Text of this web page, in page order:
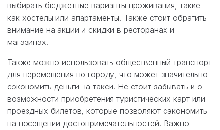
выбирать бюджетные варианты проживания, такие
как хостелы или апартаменты. Также стоит обратить
внимание на акции и скидки в ресторанах и
магазинах.
Также можно использовать общественный транспорт
для перемещения по городу, что может значительно
сэкономить деньги на такси. Не стоит забывать и о
возможности приобретения туристических карт или
проездных билетов, которые позволяют сэкономить
на посещении достопримечательностей. Важно